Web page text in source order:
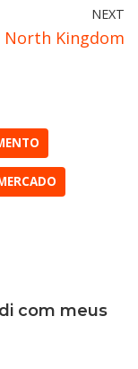
NEXT
North Kingdom
com meus